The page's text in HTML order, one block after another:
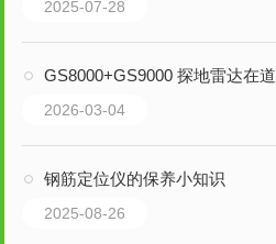
2025-07-28
GS8000+GS9000 探地雷达在道路结构检测中的应用案例
2026-03-04
钢筋定位仪的保养小知识
2025-08-26